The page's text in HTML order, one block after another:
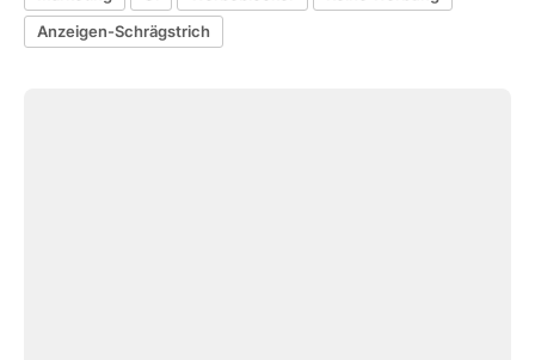
Anzeigen-Schrägstrich